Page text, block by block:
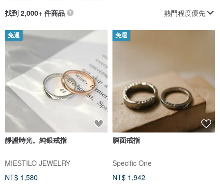
找到 2,000+ 件商品 熱門程度優先
免運
靜謐時光。純銀戒指
MIESTILO JEWELRY
NT$ 1,580
免運
膦面戒指
Specific One
NT$ 1,942